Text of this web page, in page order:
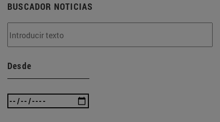
BUSCADOR NOTICIAS
Desde